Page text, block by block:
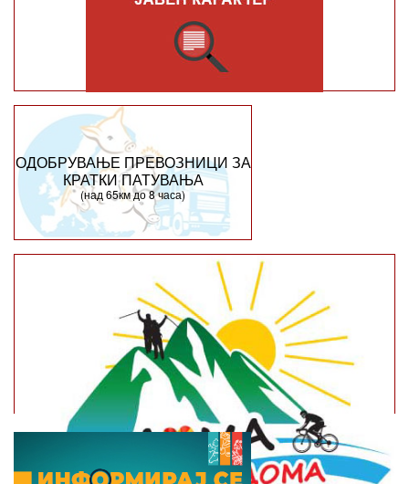
ОДОБРУВАЊЕ ПРЕВОЗНИЦИ ЗА
КРАТКИ ПАТУВАЊА
(над 65км до 8 часа)